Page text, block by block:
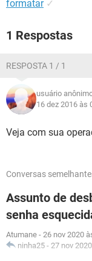
formatar ✓
1 Respostas
RESPOSTA 1 / 1
usuário
16 dez 2016 às
Veja com sua
Conversas
Assunto de
senha
Atumane - 26 nov 2020
ninha25 - 27 nov